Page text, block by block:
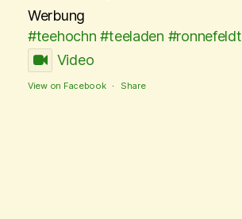
Werbung
#teehochn #teeladen #ronnefeldt
Video
View on Facebook · Share